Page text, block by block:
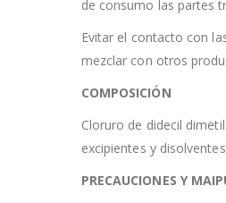
de consumo las partes
Evitar el contacto con
mezclar con otros
COMPOSICIÓN
Cloruro de didecil
excipientes y
PRECAUCIONES Y